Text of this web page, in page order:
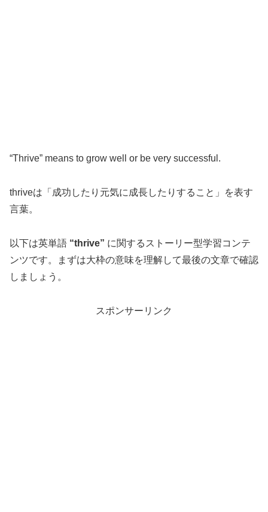
“Thrive” means to grow well or be very successful.
thriveは「成功したり元気に成長したりすること」を表す
言葉。
以下は英単語 “thrive” に関するストーリー型学習コンテ
ンツです。まずは大枠の意味を理解して最後の文章で確認
しましょう。
スポンサーリンク